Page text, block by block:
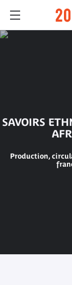
SAVOIRS
Production,